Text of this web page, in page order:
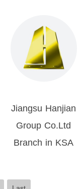
Jiangsu Hanjian
Group Co.Ltd
Branch in KSA